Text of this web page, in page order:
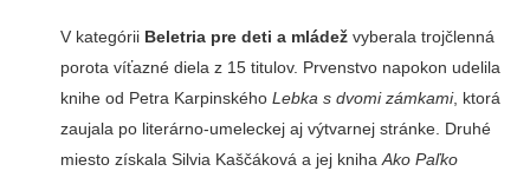
V kategórii Beletria pre deti a mládežvyberala trojčlenná
porota víťazné diela z 15 titulov. Prvenstvo napokon udelila
knihe od Petra Karpinského Lebka s dvomi zámkami, ktorá
zaujala po literárno-umeleckej aj výtvarnej stránke. Druhé
miesto získala Silvia Kaščáková a jej knihaAko Paľko